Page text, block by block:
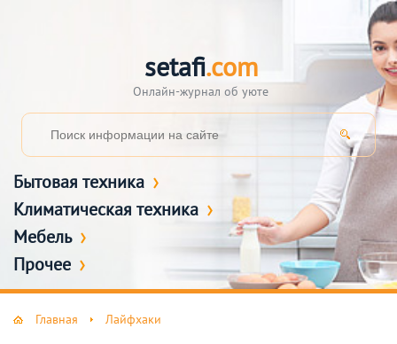
setafi.com
Онлайн-журнал об уюте
Бытовая техника
Климатическая техника
Мебель
Прочее
Главная Лайфхаки